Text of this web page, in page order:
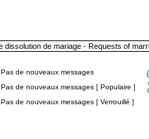
Pas de nouveaux messages
Pas de nouveaux messages [ Populaire ]
Pas de nouveaux messages [ Verrouillé ]